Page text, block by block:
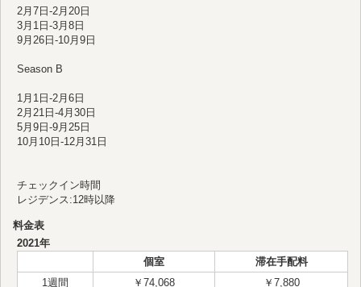
2月7日-2月20日
3月1日-3月8日
9月26日-10月9日
Season B
1月1日-2月6日
2月21日-4月30日
5月9日-9月25日
10月10日-12月31日
チェックイン時間
レジデンス:12時以降
料金表
2021年
個室
滞在手配料
1週間
￥74,068
￥7,880